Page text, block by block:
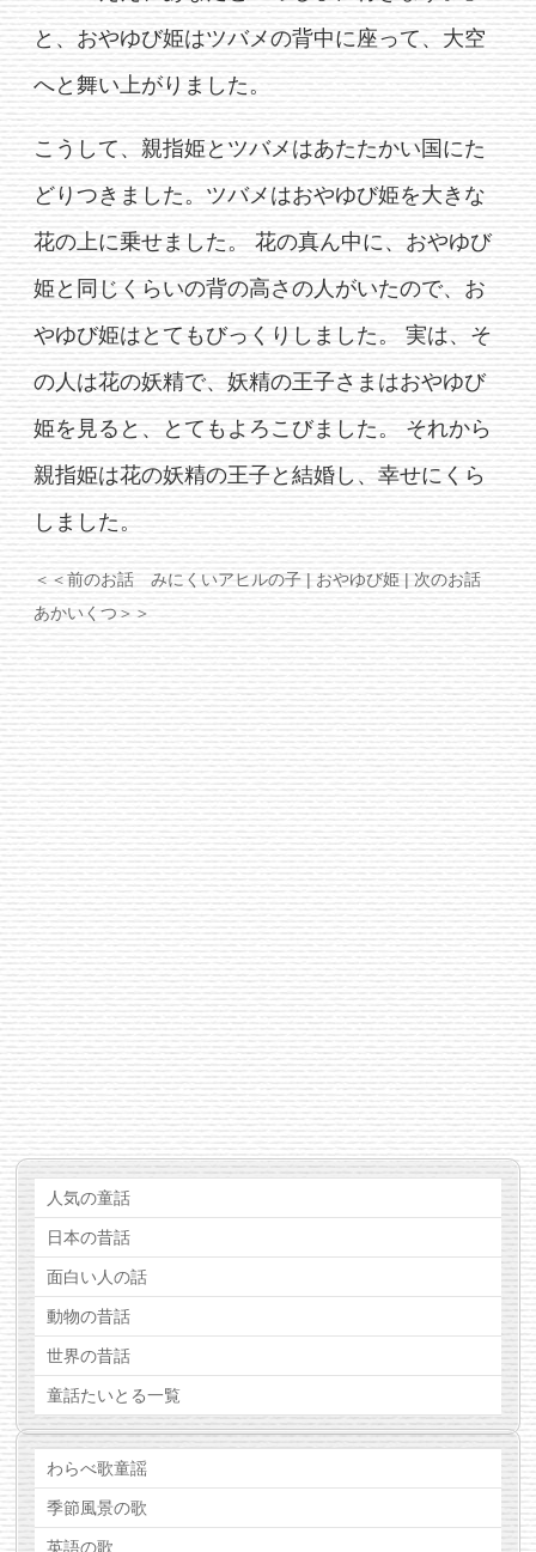
と、おやゆび姫はツバメの背中に座って、大空
へと舞い上がりました。
こうして、親指姫とツバメはあたたかい国にた
どりつきました。ツバメはおやゆび姫を大きな
花の上に乗せました。 花の真ん中に、おやゆび
姫と同じくらいの背の高さの人がいたので、お
やゆび姫はとてもびっくりしました。 実は、そ
の人は花の妖精で、妖精の王子さまはおやゆび
姫を見ると、とてもよろこびました。 それから
親指姫は花の妖精の王子と結婚し、幸せにくら
しました。
＜＜前のお話 みにくいアヒルの子 | おやゆび姫 |次のお話
あかいくつ＞＞
人気の童話
日本の昔話
面白い人の話
動物の昔話
世界の昔話
童話たいとる一覧
わらべ歌童謡
季節風景の歌
英語の歌